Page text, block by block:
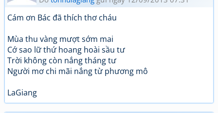
Cám ơn Bác đã thích thơ cháu
Mùa thu vàng mượt sớm mai
Cớ sao lữ thứ hoang hoài sầu tư
Trời không còn nắng tháng tư
Người mơ chi mãi nắng từ phương mô
LaGiang